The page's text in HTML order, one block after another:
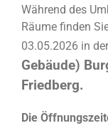
Während des
Räume finden
03.05.2026 in
Gebäude)
Friedberg.
Die